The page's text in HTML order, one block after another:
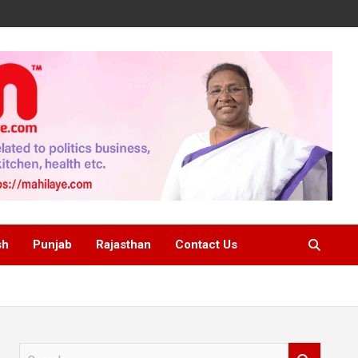
Punjab Rajasthan Contact Us